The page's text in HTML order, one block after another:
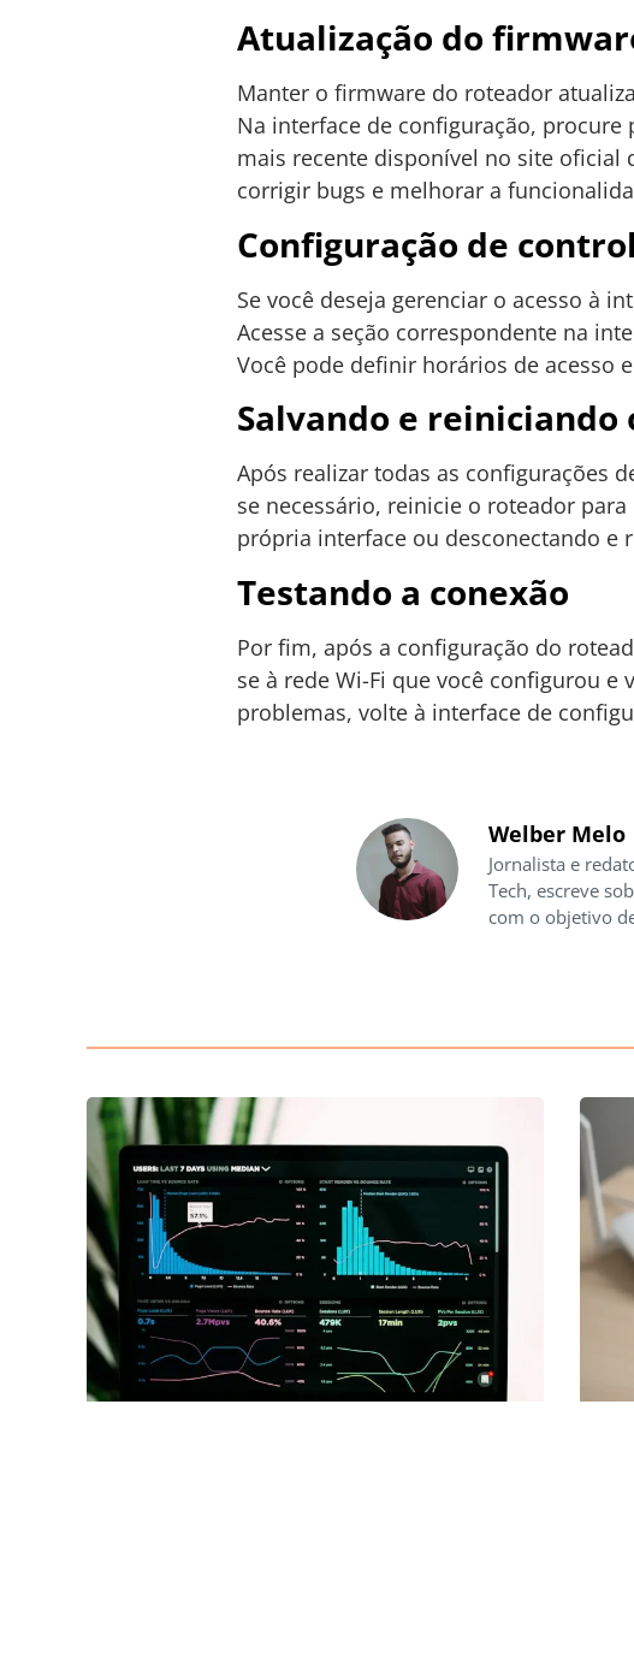
Atualização do
Manter o firmware do roteador
Na interface de configuração, procure
mais recente disponível no site oficial
corrigir bugs e melhorar a
Configuração de
Se você deseja gerenciar o acesso à
Acesse a seção correspondente na
Você pode definir horários de acesso
Salvando e reiniciando
Após realizar todas as configurações
se necessário, reinicie o roteador
própria interface ou desconectando e
Testando a conexão
Por fim, após a configuração do
se à rede Wi-Fi que você configurou
problemas, volte à interface de
Welber Melo
Jornalista e
Tech, escreve
com o objetivo